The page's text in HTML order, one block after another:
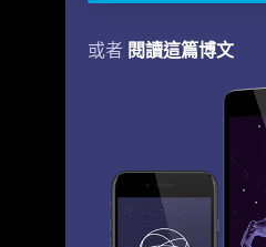
或者 閱讀這篇博文